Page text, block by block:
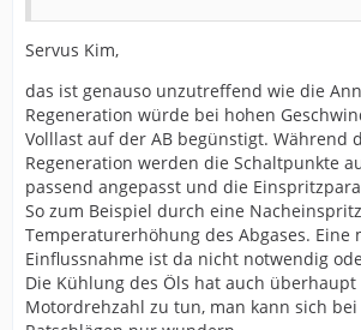
Servus Kim,
das ist genauso unzutreffend wie die
Regeneration würde bei hohen
Volllast auf der AB begünstigt. Während
Regeneration werden die Schaltpunkte
passend angepasst und die
So zum Beispiel durch eine
Temperaturerhöhung des Abgases. Eine
Einflussnahme ist da nicht notwendig
Die Kühlung des Öls hat auch
Motordrehzahl zu tun, man kann sich bei